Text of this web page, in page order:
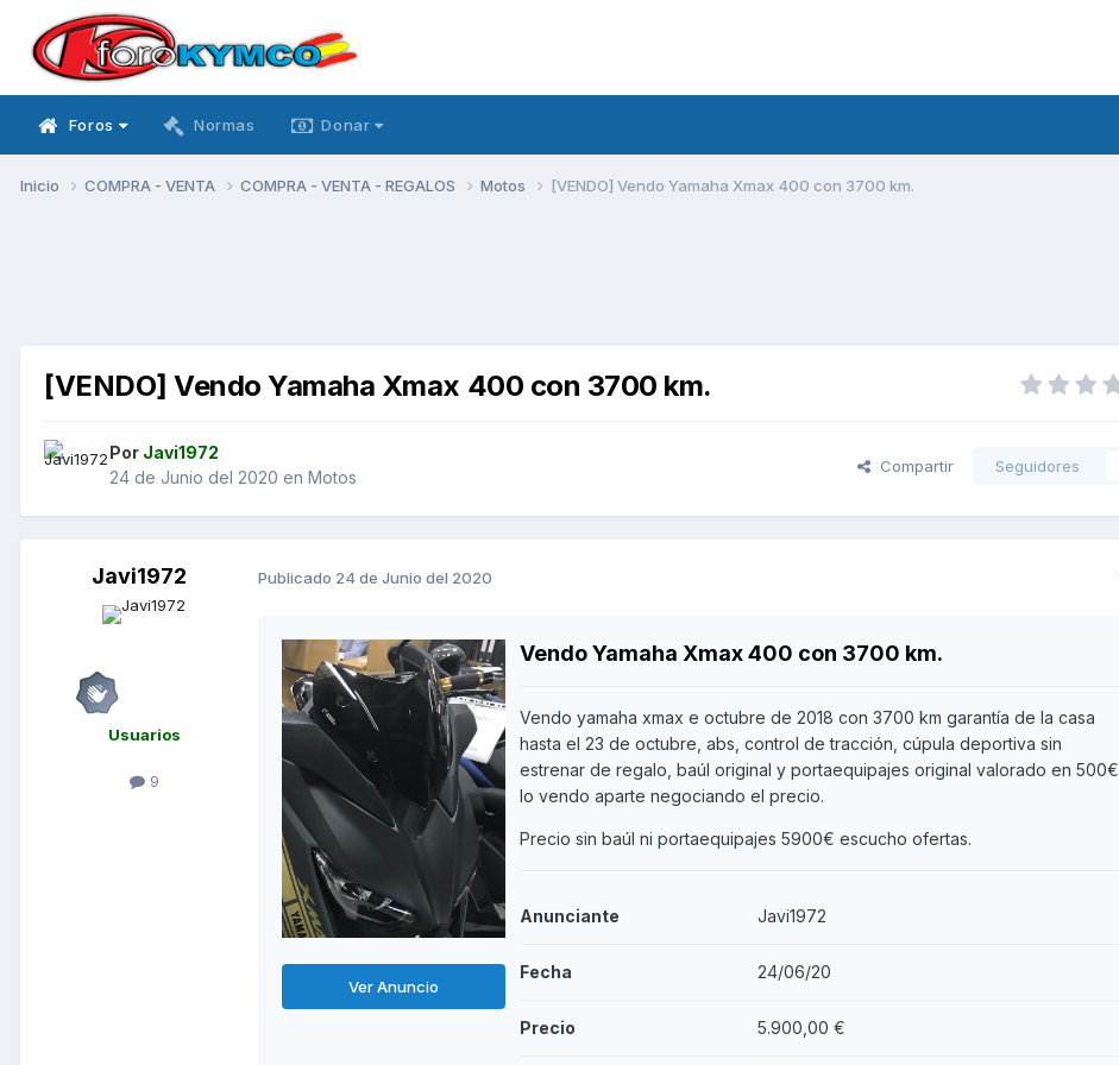
Foros Normas Donar
Inicio COMPRA - VENTA COMPRA - VENTA - REGALOS Motos [VENDO] Vendo Yamaha Xmax 400 con 3700 km.
[VENDO] Vendo Yamaha Xmax 400 con 3700 km.
Por Javi1972
24 de Junio del 2020 en Motos
Compartir Seguidores
Javi1972
Usuarios
9
Publicado 24 de Junio del 2020
Ver Anuncio
Vendo Yamaha Xmax 400 con 3700 km.
Vendo yamaha xmax e octubre de 2018 con 3700 km garantía de la casa
hasta el 23 de octubre, abs, control de tracción, cúpula deportiva sin
estrenar de regalo, baúl original y portaequipajes original valorado en 500€
lo vendo aparte negociando el precio.
Precio sin baúl ni portaequipajes 5900€ escucho ofertas.
Anunciante Javi1972
Fecha 24/06/20
Precio 5.900,00 €